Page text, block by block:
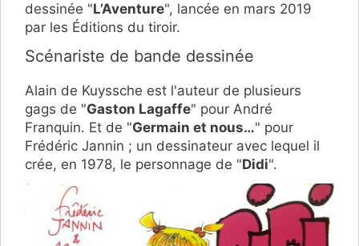
dessinée "L’Aventure", lancée en mars 2019
par les Éditions du tiroir.
Scénariste de bande dessinée
Alain de Kuyssche est l'auteur de plusieurs
gags de "Gaston Lagaffe" pour André
Franquin. Et de "Germain et nous…" pour
Frédéric Jannin ; un dessinateur avec lequel il
crée, en 1978, le personnage de "Didi".